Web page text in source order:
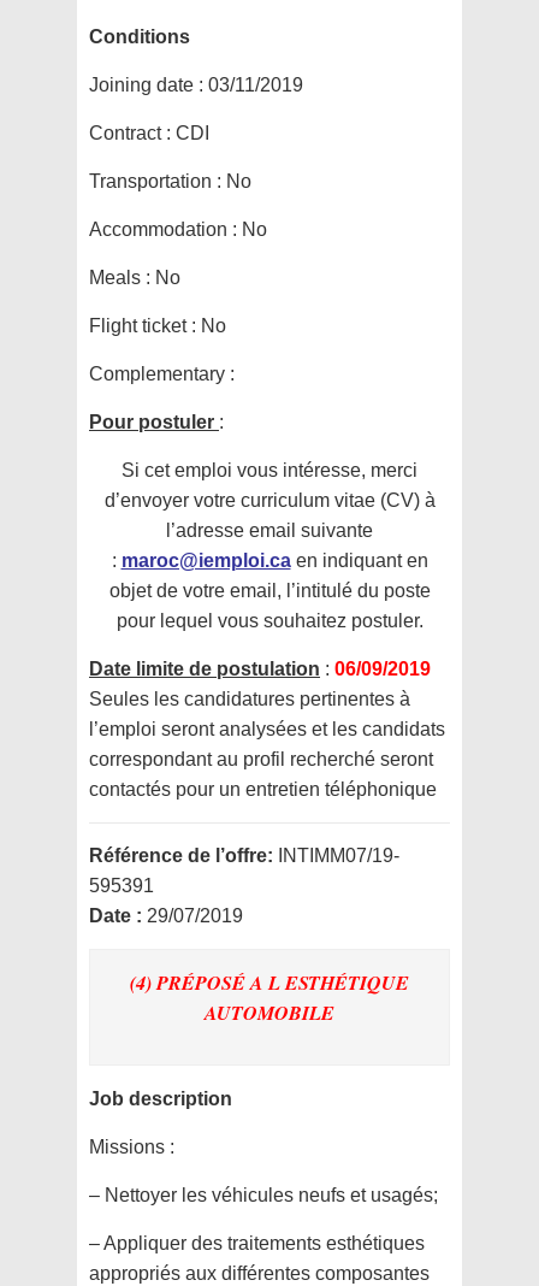
Conditions
Joining date : 03/11/2019
Contract : CDI
Transportation : No
Accommodation : No
Meals : No
Flight ticket : No
Complementary :
Pour postuler :
Si cet emploi vous intéresse, merci
d’envoyer votre curriculum vitae (CV) à
l’adresse email suivante
: maroc@iemploi.caen indiquant en
objet de votre email, l’intitulé du poste
pour lequel vous souhaitez postuler.
Date limite de postulation : 06/09/2019
Seules les candidatures pertinentes à
l’emploi seront analysées et les candidats
correspondant au profil recherché seront
contactés pour un entretien téléphonique
Référence de l’offre: INTIMM07/19-
595391
Date : 29/07/2019
(4) PRÉPOSÉ A L ESTHÉTIQUE
AUTOMOBILE
Job description
Missions :
– Nettoyer les véhicules neufs et usagés;
– Appliquer des traitements esthétiques
appropriés aux différentes composantes